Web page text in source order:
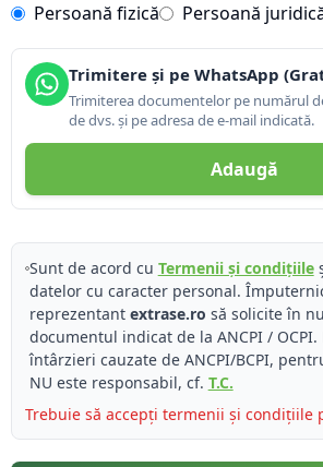
Persoană fizică
Persoană
Trimitere și pe WhatsApp
Trimiterea documentelor pe numărul
de dvs. și pe adresa de e-mail indicată.
Adaugă
Sunt de acord cu Termenii și condițiile
datelor cu caracter personal.
reprezentant extrase.ro să solicite în
documentul indicat de la ANCPI / OCPI.
întârzieri cauzate de ANCPI/BCPI,
NU este responsabil, cf. T.C.
Trebuie să accepți termenii și condițiile